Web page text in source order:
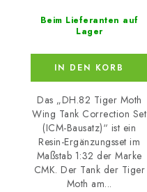
Beim Lieferanten auf
Lager
IN DEN KORB
Das „DH.82 Tiger Moth
Wing Tank Correction Set
(ICM-Bausatz)“ ist ein
Resin-Ergänzungsset im
Maßstab 1:32 der Marke
CMK. Der Tank der Tiger
Moth am...